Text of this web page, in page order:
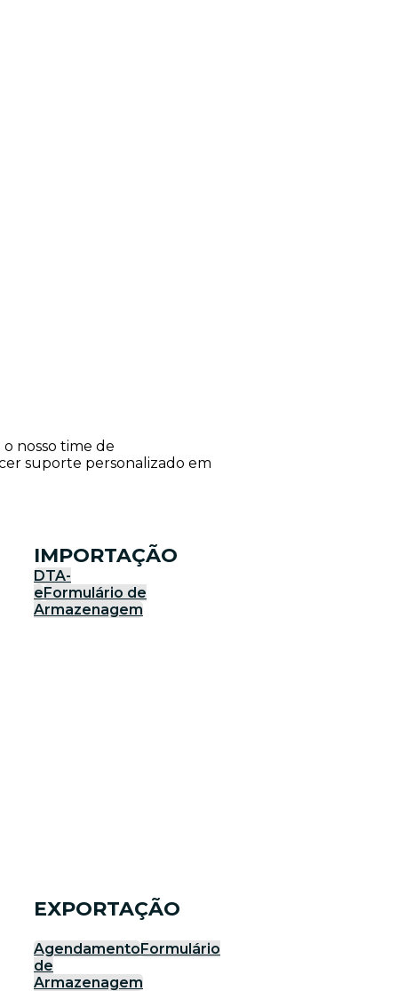
nosso time de
suporte personalizado em
IMPORTAÇÃO
DTA-
eFormulário de
Armazenagem
EXPORTAÇÃO
AgendamentoFormulário
de
Armazenagem